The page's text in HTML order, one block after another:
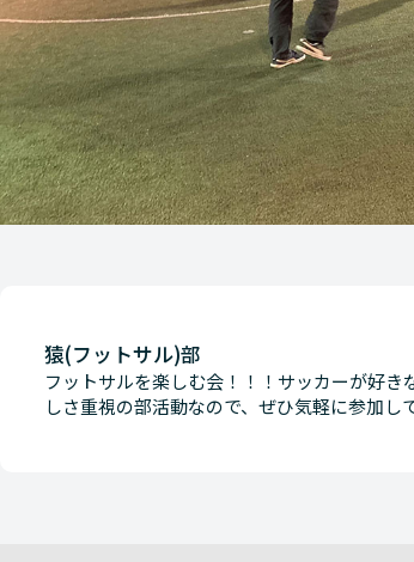
猿(フットサル)部
フットサルを楽しむ会！！！サッカーが好
しさ重視の部活動なので、ぜひ気軽に参加し